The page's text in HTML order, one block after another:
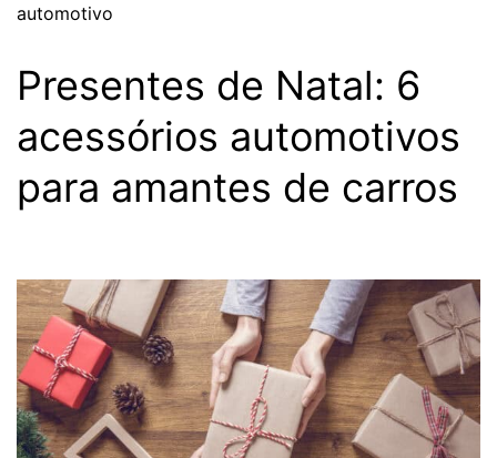
automotivo
Presentes de Natal: 6
acessórios automotivos
para amantes de carros